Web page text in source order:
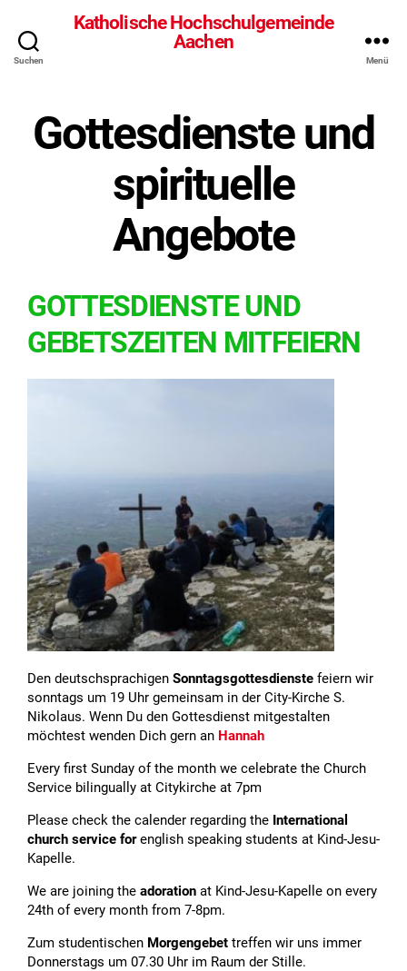
Suchen
Katholische Hochschulgemeinde
Aachen
Menü
Gottesdienste und
spirituelle
Angebote
GOTTESDIENSTE UND
GEBETSZEITEN MITFEIERN
Den deutschsprachigen Sonntagsgottesdienste feiern wir
sonntags um 19 Uhr gemeinsam in der City-Kirche S.
Nikolaus. Wenn Du den Gottesdienst mitgestalten
möchtest wenden Dich gern an Hannah
Every first Sunday of the month we celebrate the Church
Service bilingually at Citykirche at 7pm
Please check the calender regarding the International
church service forenglish speaking students at Kind-Jesu-
Kapelle.
We are joining the adoration at Kind-Jesu-Kapelle on every
24th of every month from 7-8pm.
Zum studentischen Morgengebet treffen wir uns immer
Donnerstags um 07.30 Uhr im Raum der Stille.